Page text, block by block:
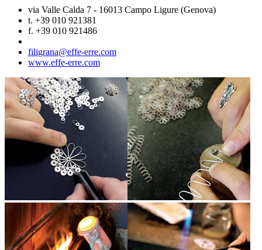
via Valle Calda 7 - 16013 Campo Ligure (Genova)
t. +39 010 921381
f. +39 010 921486
filigrana@effe-erre.com
www.effe-erre.com